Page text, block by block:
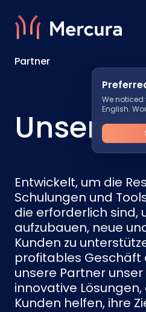
We noticed
English.
Partner
Unsere
Entwickelt, um die
Schulungen und
die erforderlich sind,
aufzubauen, neue
Kunden zu
profitables Geschäft
unsere Partner
innovative
Kunden helfen, ihre